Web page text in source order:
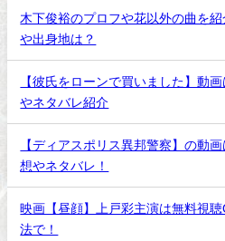
木下俊裕のプロフや花以外の曲を
や出身地は？
【彼氏をローンで買いました】動
やネタバレ紹介
【ディアスポリス異邦警察】の動
想やネタバレ！
映画【昼顔】上戸彩主演は無料視
法で！